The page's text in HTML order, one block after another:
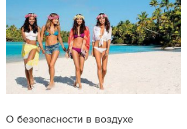
О безопасности в воздухе